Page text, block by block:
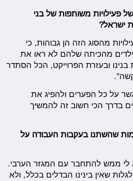
פעילויות משותפות של בני
ישראל?
מהסוג הזה הן גבוהות, כי
מהכיתה שלהם לא ראו את
בנינו ובעזרת הפרוייקט, הכל הסתדר
על כל הפערים ולהפיג את
בדרך הכי חשוב זה להמשיך
שהשתנו בעקבות העבודה על
לי ממש להתחבר עם המגזר הערבי.
שאין בינינו הבדלים בכלל, ולא